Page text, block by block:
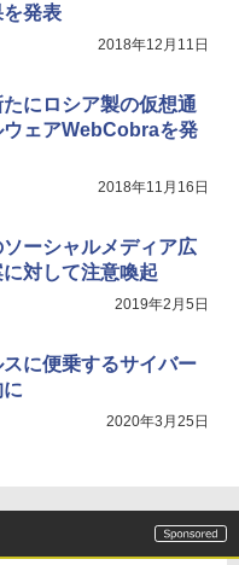
発表
2018年12月11日
にロシア製の仮想通
ェアWebCobraを発
2018年11月16日
ーシャルメディア広
対して注意喚起
2019年2月5日
に便乗するサイバー
2020年3月25日